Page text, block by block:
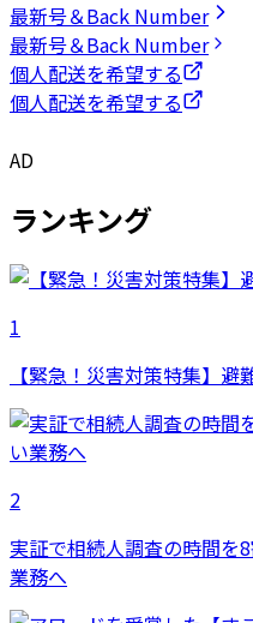
最新号＆Back Number
最新号＆Back Number
個人配送を希望する
個人配送を希望する
AD
ランキング
1
【緊急！災害対策特集】
2
実証で相続人調査の時間を
業務へ